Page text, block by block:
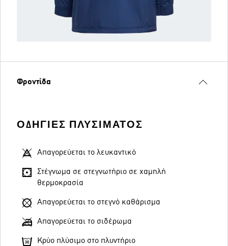
Φροντίδα
ΟΔΗΓΊΕΣ ΠΛΥΣΊΜΑΤΟΣ
Απαγορεύεται το λευκαντικό
Στέγνωμα σε στεγνωτήριο σε χαμηλή
θερμοκρασία
Απαγορεύεται το στεγνό καθάρισμα
Απαγορεύεται το σιδέρωμα
Κρύο πλύσιμο στο πλυντήριο